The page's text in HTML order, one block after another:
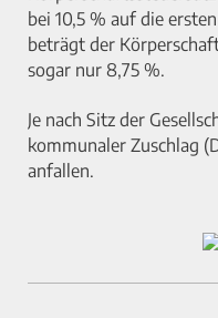
bei 10,5 % auf die
beträgt der
sogar nur 8,75 %.
Je nach Sitz der
kommunaler Zuschlag
anfallen.